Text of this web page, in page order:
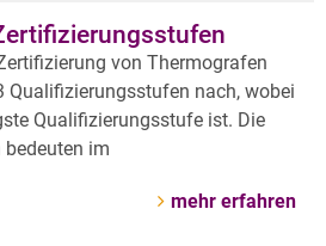
von Thermografen
Qualifizierungsstufen nach, wobei
Qualifizierungsstufe ist. Die
im
mehr erfahren